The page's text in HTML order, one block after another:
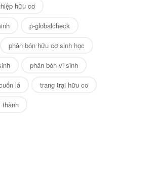
hữu cơ
p-globalcheck
phân bón hữu cơ sinh học
phân bón vi sinh
lá trang trại hữu cơ
thành